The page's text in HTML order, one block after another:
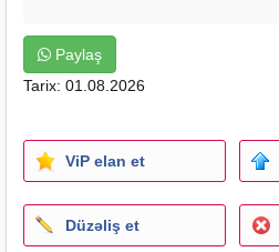
Paylaş
Tarix: 01.08.2026
ViP elan et
Düzəliş et